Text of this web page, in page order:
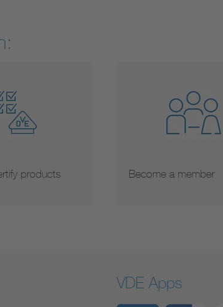
products Become a member
VDE Apps